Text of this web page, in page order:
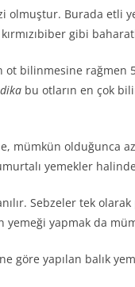
olmuştur. Burada
gibi
bilinmesine rağmen
bu otların en çok
mümkün olduğunca
yemekler
Sebzeler tek
yemeği yapmak da
göre yapılan balık